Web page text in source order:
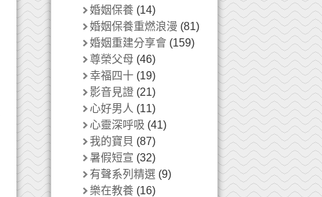
婚姻保養(14)
婚姻保養重燃浪漫 (81)
婚姻重建分享會(159)
尊榮父母 (46)
幸福四十(19)
影音見證(21)
心好男人 (11)
心靈深呼吸 (41)
我的寶貝 (87)
暑假短宣 (32)
有聲系列精選(9)
樂在教養(16)